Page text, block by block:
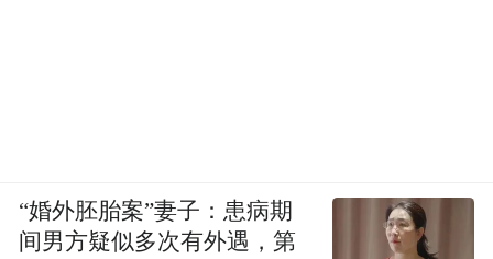
“婚外胚胎案”妻子：患病期
间男方疑似多次有外遇，第